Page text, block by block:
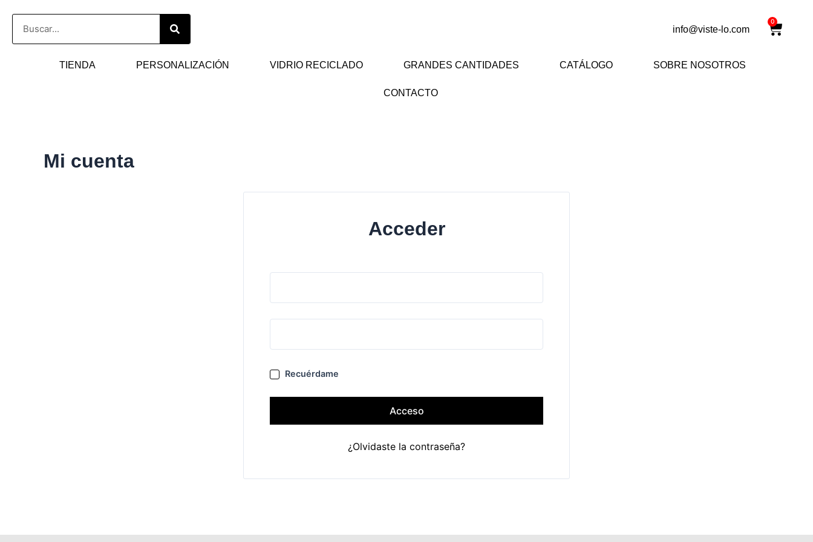
info@viste-lo.com
0
TIENDA PERSONALIZACIÓN VIDRIO RECICLADO GRANDES CANTIDADES CATÁLOGO SOBRE NOSOTROS
CONTACTO
Mi cuenta
Acceder
Recuérdame
Acceso
¿Olvidaste la contraseña?